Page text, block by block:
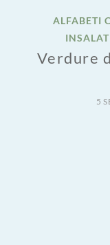
ALFABETI
Verdure
5